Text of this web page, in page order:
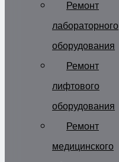
Ремонт
лабораторного
оборудования
Ремонт
лифтового
оборудования
Ремонт
медицинского